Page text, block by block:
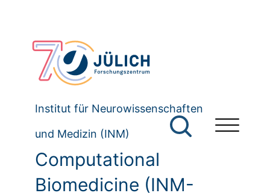
Institut für Neurowissenschaften
und Medizin (INM)
Computational
Biomedicine (INM-